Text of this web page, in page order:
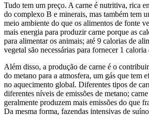
Tudo tem um preço. A carne é nutritiva, rica
do complexo B e minerais, mas também tem
meio ambiente do que os alimentos de fonte
mais energia para produzir carne porque as
para alimentar os animais; até 9 calorias de
vegetal são necessárias para fornecer 1
Além disso, a produção de carne é o
do metano para a atmosfera, um gás que tem
no aquecimento global. Diferentes tipos de
diferentes níveis de emissões de metano;
geralmente produzem mais emissões do que
Da mesma forma, fazendas intensivas de